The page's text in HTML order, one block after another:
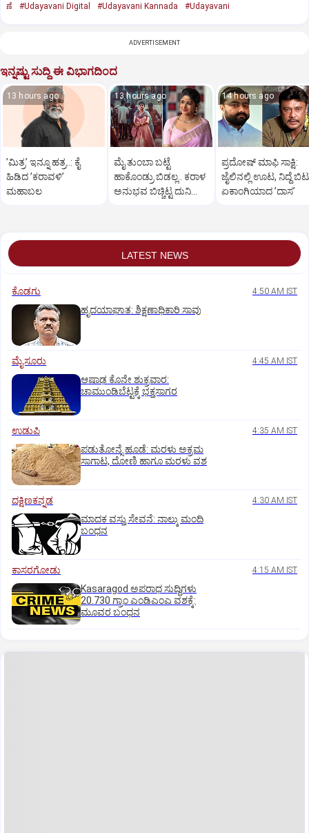
ಣೆ
#Udayavani Digital #Udayavani Kannada #Udayavani
ADVERTISEMENT
ಇನ್ನಷ್ಟು ಸುದ್ದಿ ಈ ವಿಭಾಗದಿಂದ
13 hours ago
ʼಮಿತ್ರʼ ಇನ್ನೂ ಹತ್ರ..: ಕೈ
ಹಿಡಿದ ʼಕರಾವಳಿʼ
ಮಹಾಬಲ
13 hours ago
ಮೈ ತುಂಬಾ ಬಟ್ಟೆ
ಹಾಕೊಂಡ್ರು ಬಿಡಲ್ಲ.. ಕರಾಳ
ಅನುಭವ ಬಿಚ್ಚಿಟ್ಟ ದುನಿಯಾ
14 hours ago
ಪ್ರದೋಷ್‌ ಮಾಫಿ ಸಾಕ್ಷಿ:
ಜೈಲಿನಲ್ಲಿ ಊಟ, ನಿದ್ದೆ
ಏಕಾಂಗಿಯಾದ ʼದಾಸʼ
LATEST NEWS
ಕೊಡಗು 4:50 AM IST
ಹೃದಯಾಘಾತ: ಶಿಕ್ಷಣಾಧಿಕಾರಿ ಸಾವು
ಮೈಸೂರು 4:45 AM IST
ಆಷಾಢ ಕೊನೇ ಶುಕ್ರವಾರ:
ಚಾಮುಂಡಿಬೆಟ್ಟಕ್ಕೆ ಭಕ್ತಸಾಗರ
ಉಡುಪಿ 4:35 AM IST
ಪಡುತೋನ್ಸೆ ಹೂಡೆ: ಮರಳು ಅಕ್ರಮ
ಸಾಗಾಟ, ದೋಣಿ ಹಾಗೂ ಮರಳು ವಶ
ದಕ್ಷಿಣಕನ್ನಡ 4:30 AM IST
ಮಾದಕ ವಸ್ತು ಸೇವನೆ: ನಾಲ್ಕು ಮಂದಿ
ಬಂಧನ
ಕಾಸರಗೋಡು 4:15 AM IST
Kasaragod ಅಪರಾಧ ಸುದ್ದಿಗಳು
20.730 ಗ್ರಾಂ ಎಂಡಿಎಂಎ ವಶಕ್ಕೆ:
ಮೂವರ ಬಂಧನ